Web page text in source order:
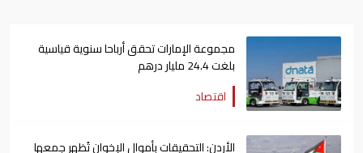
مجموعة الإمارات تحقق أرباحا سنوية قياسية
بلغت 24.4 مليار درهم
اقتصاد
الأردن: التحقيقات بأموال الإخوان تُظهر جمعها